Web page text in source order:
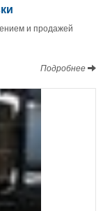
и продажей
Подробнее